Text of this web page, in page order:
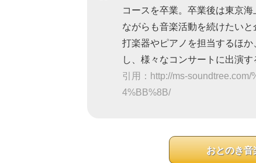
コースを卒業。卒業後は東京
ながらも音楽活動を続けたい
打楽器やピアノを担当するほ
し、様々なコンサートに出演す
引用：http://ms-
4%BB%8B/
おとのき音